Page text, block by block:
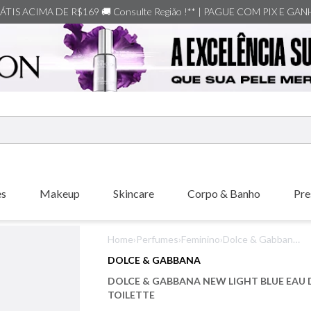
ACIMA DE R$169 🚚 Consulte Região !** | PAGUE COM PIX E
Makeup Skincare Corpo & Banho
Home›Perfumes›Feminino›Dolce & Gabbana
DOLCE & GABBANA
DOLCE & GABBANA NEW LIGHT BLUE EAU
TOILETTE
carolina herrera